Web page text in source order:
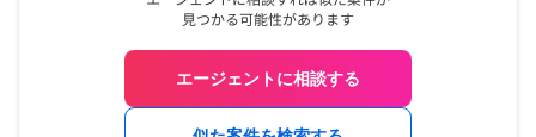
エージェントに相談する